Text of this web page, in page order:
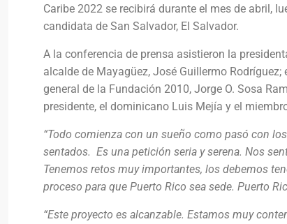
Caribe 2022 se recibirá durante el mes de abril,
candidata de San Salvador, El Salvador.
A la conferencia de prensa asistieron la
alcalde de Mayagüez, José Guillermo
general de la Fundación 2010, Jorge O. Sosa
presidente, el dominicano Luis Mejía y el
“Todo comienza con un sueño como pasó con
sentados. Es una petición seria y serena. Nos
Tenemos retos muy importantes, los debemos
proceso para que Puerto Rico sea sede. Puerto
“Este proyecto es alcanzable. Estamos muy